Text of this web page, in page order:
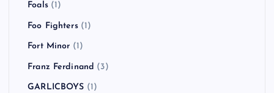
Foals(1)
Foo Fighters(1)
Fort Minor (1)
Franz Ferdinand (3)
GARLICBOYS (1)